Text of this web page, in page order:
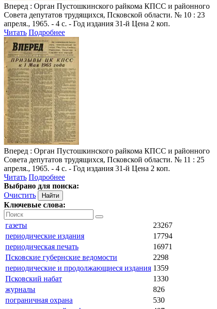
Вперед : Орган Пустошкинского райкома КПСС и районного
Совета депутатов трудящихся, Псковской области. № 10 : 23
апреля., 1965. - 4 с. - Год издания 31-й Цена 2 коп.
Читать Подробнее
Вперед : Орган Пустошкинского райкома КПСС и районного
Совета депутатов трудящихся, Псковской области. № 11 : 25
апреля., 1965. - 4 с. - Год издания 31-й Цена 2 коп.
Читать Подробнее
Выбрано для поиска:
Очистить
Ключевые слова:
газеты
23267
периодические издания
17794
периодическая печать
16971
Псковские губернские ведомости
2298
периодические и продолжающиеся издания 1359
Псковский набат
1330
журналы
826
пограничная охрана
530